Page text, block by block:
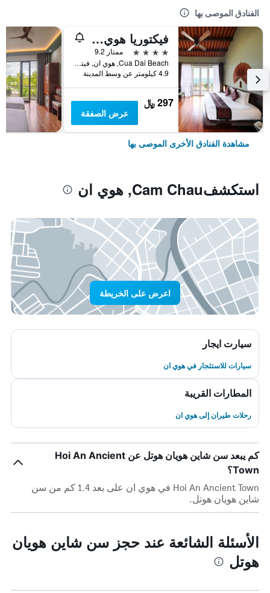
الفنادق الموصى بها
فيكتوريا هوي آن بيتش ريزورت آند سبا
4 نجوم
ممتاز 9.2
Cua Dai Beach, هوي ان, فيتنام
4.9 كيلومتر عن وسط المدينة
297 ﷼
عرض الصفقة
مشاهدة الفنادق الأخرى الموصى بها
استكشفCam Chau, هوي ان
اعرض على الخريطة
سيارت ايجار
سيارات للاستئجار في هوي ان
المطارات القريبة
رحلات طيران إلى هوي ان
كم يبعد سن شاين هويان هوتل عن Hoi An Ancient
Town؟
Hoi An Ancient Town في هوي ان على بعد 1.4 كم من سن
شاين هويان هوتل.
الأسئلة الشائعة عند حجز سن شاين هويان
هوتل